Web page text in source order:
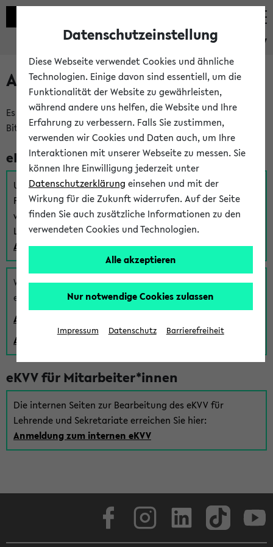
eKVV
Anmeldung am eKVV
Es gibt mehrere Möglichkeiten zur Anmeldung am eKVV.
Bitte wählen Sie die für Sie richtige aus:
eKVV für Studierende
Um sich einen Stundenplan zu erstellen und alle weiteren
Funktionen des eKVVs für Studierende zu nutzen,
verwenden Sie diesen Link zur Anmeldung über Ihr Uni
Login:
Anmeldung zum eKVV der Studierenden
Wenn Sie (noch) kein Uni Login haben, können Sie das
eKVV auch über einen Gastzugang verwenden:
Anmeldung über einen vorhandenen Gastzugang
Anlegen eines neuen Gastzugangs
eKVV für Mitarbeiter*innen
Die internen Seiten zur Bearbeitung des eKVV für
Lehrende und Sekretariate erreichen Sie hier:
Anmeldung zum internen eKVV
Datenschutzeinstellung
Diese Webseite verwendet Cookies und ähnliche
Technologien. Einige davon sind essentiell, um die
Funktionalität der Website zu gewährleisten,
während andere uns helfen, die Website und Ihre
Erfahrung zu verbessern. Falls Sie zustimmen,
verwenden wir Cookies und Daten auch, um Ihre
Interaktionen mit unserer Webseite zu messen. Sie
können Ihre Einwilligung jederzeit unter
Datenschutzerklärung einsehen und mit der
Wirkung für die Zukunft widerrufen. Auf der Seite
finden Sie auch zusätzliche Informationen zu den
verwendeten Cookies und Technologien.
Alle akzeptieren
Nur notwendige Cookies zulassen
Impressum Datenschutz Barrierefreiheit